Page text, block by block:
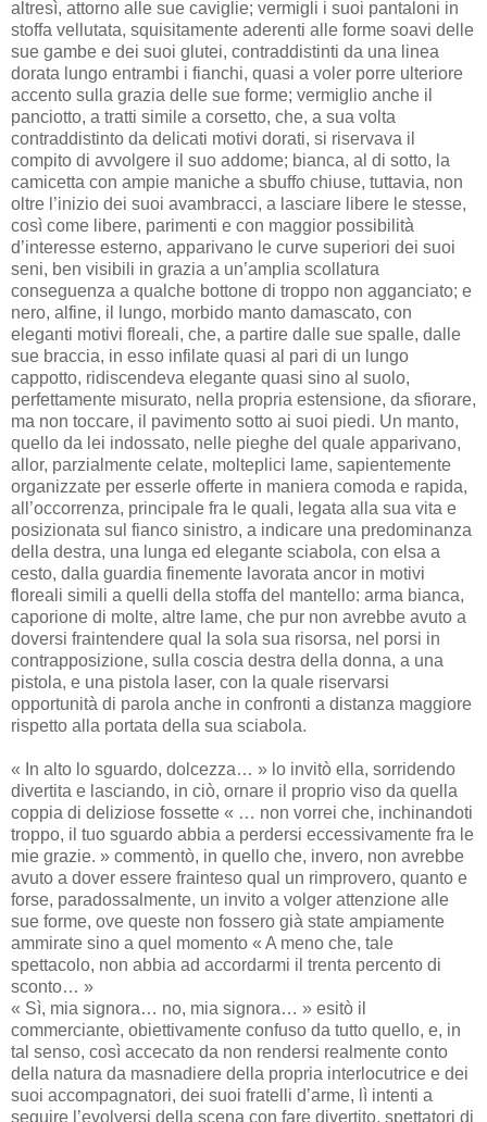
altresì, attorno alle sue caviglie; vermigli i suoi pantaloni in
stoffa vellutata, squisitamente aderenti alle forme soavi delle
sue gambe e dei suoi glutei, contraddistinti da una linea
dorata lungo entrambi i fianchi, quasi a voler porre ulteriore
accento sulla grazia delle sue forme; vermiglio anche il
panciotto, a tratti simile a corsetto, che, a sua volta
contraddistinto da delicati motivi dorati, si riservava il
compito di avvolgere il suo addome; bianca, al di sotto, la
camicetta con ampie maniche a sbuffo chiuse, tuttavia, non
oltre l’inizio dei suoi avambracci, a lasciare libere le stesse,
così come libere, parimenti e con maggior possibilità
d’interesse esterno, apparivano le curve superiori dei suoi
seni, ben visibili in grazia a un’amplia scollatura
conseguenza a qualche bottone di troppo non agganciato; e
nero, alfine, il lungo, morbido manto damascato, con
eleganti motivi floreali, che, a partire dalle sue spalle, dalle
sue braccia, in esso infilate quasi al pari di un lungo
cappotto, ridiscendeva elegante quasi sino al suolo,
perfettamente misurato, nella propria estensione, da sfiorare,
ma non toccare, il pavimento sotto ai suoi piedi. Un manto,
quello da lei indossato, nelle pieghe del quale apparivano,
allor, parzialmente celate, molteplici lame, sapientemente
organizzate per esserle offerte in maniera comoda e rapida,
all’occorrenza, principale fra le quali, legata alla sua vita e
posizionata sul fianco sinistro, a indicare una predominanza
della destra, una lunga ed elegante sciabola, con elsa a
cesto, dalla guardia finemente lavorata ancor in motivi
floreali simili a quelli della stoffa del mantello: arma bianca,
caporione di molte, altre lame, che pur non avrebbe avuto a
doversi fraintendere qual la sola sua risorsa, nel porsi in
contrapposizione, sulla coscia destra della donna, a una
pistola, e una pistola laser, con la quale riservarsi
opportunità di parola anche in confronti a distanza maggiore
rispetto alla portata della sua sciabola.
« In alto lo sguardo, dolcezza… » lo invitò ella, sorridendo
divertita e lasciando, in ciò, ornare il proprio viso da quella
coppia di deliziose fossette « … non vorrei che, inchinandoti
troppo, il tuo sguardo abbia a perdersi eccessivamente fra le
mie grazie. » commentò, in quello che, invero, non avrebbe
avuto a dover essere frainteso qual un rimprovero, quanto e
forse, paradossalmente, un invito a volger attenzione alle
sue forme, ove queste non fossero già state ampiamente
ammirate sino a quel momento « A meno che, tale
spettacolo, non abbia ad accordarmi il trenta percento di
sconto… »
« Sì, mia signora… no, mia signora… » esitò il
commerciante, obiettivamente confuso da tutto quello, e, in
tal senso, così accecato da non rendersi realmente conto
della natura da masnadiere della propria interlocutrice e dei
suoi accompagnatori, dei suoi fratelli d’arme, lì intenti a
seguire l’evolversi della scena con fare divertito, spettatori di